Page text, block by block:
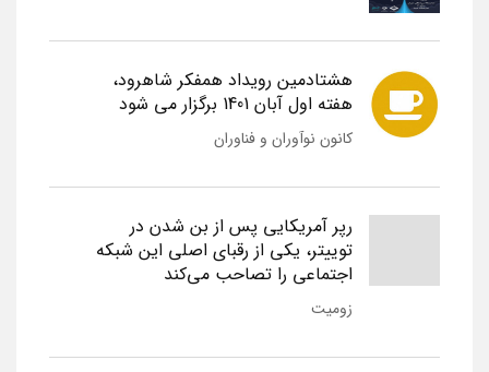
هشتادمین رویداد همفکر شاهرود،
هفته اول آبان 1401 برگزار می شود
کانون نوآوران و فناوران
رپر آمریکایی پس از بن شدن در
توییتر، یکی از رقبای اصلی این شبکه
اجتماعی را تصاحب می‌کند
زومیت